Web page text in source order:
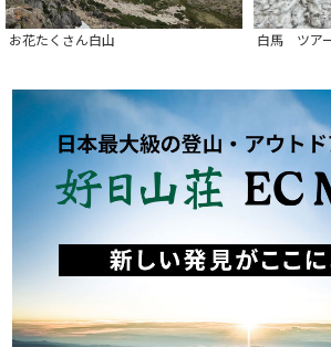
お花たくさん白山 白馬 ツア